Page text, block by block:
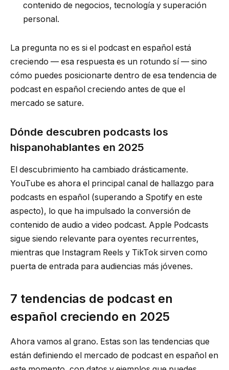
contenido de negocios, tecnología y superación
personal.
La pregunta no es si el podcast en español está
creciendo — esa respuesta es un rotundo sí — sino
cómo puedes posicionarte dentro de esa tendencia de
podcast en español creciendo antes de que el
mercado se sature.
Dónde descubren podcasts los
hispanohablantes en 2025
El descubrimiento ha cambiado drásticamente.
YouTube es ahora el principal canal de hallazgo para
podcasts en español (superando a Spotify en este
aspecto), lo que ha impulsado la conversión de
contenido de audio a video podcast. Apple Podcasts
sigue siendo relevante para oyentes recurrentes,
mientras que Instagram Reels y TikTok sirven como
puerta de entrada para audiencias más jóvenes.
7 tendencias de podcast en
español creciendo en 2025
Ahora vamos al grano. Estas son las tendencias que
están definiendo el mercado de podcast en español en